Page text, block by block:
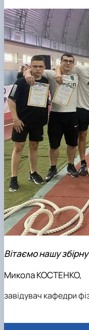
Вітаємо нашу
Микола КОСТЕНКО,
завідувач кафедри